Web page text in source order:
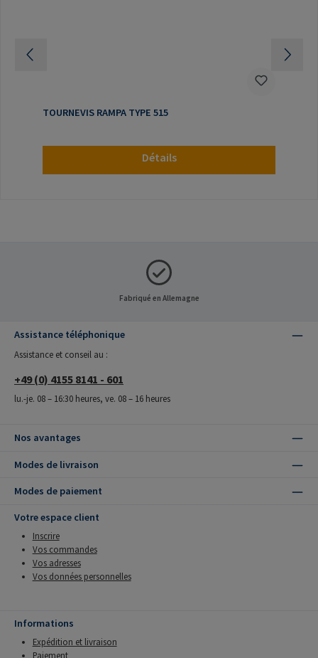
TOURNEVIS RAMPA TYPE 515
Détails
Fabriqué en Allemagne
Assistance téléphonique
Assistance et conseil au :
+49 (0) 4155 8141 - 601
lu.-je. 08 – 16:30 heures, ve. 08 – 16 heures
Nos avantages
Modes de livraison
Modes de paiement
Votre espace client
Inscrire
Vos commandes
Vos adresses
Vos données personnelles
Informations
Expédition et livraison
Paiement